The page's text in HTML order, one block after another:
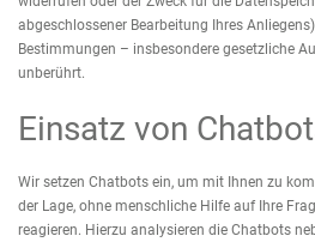
abgeschlossener Bearbeitung Ihres
Bestimmungen – insbesondere gesetzliche
unberührt.
Einsatz von
Wir setzen Chatbots ein, um mit Ihnen zu
der Lage, ohne menschliche Hilfe auf Ihre
reagieren. Hierzu analysieren die Chatbots